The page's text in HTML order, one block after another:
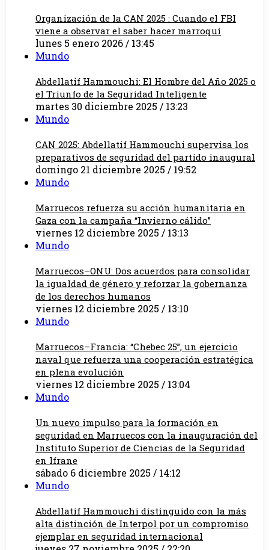
Organización de la CAN 2025 : Cuando el FBI
viene a observar el saber hacer marroquí
lunes 5 enero 2026 / 13:45
Mundo
Abdellatif Hammouchi: El Hombre del Año 2025 o
el Triunfo de la Seguridad Inteligente
martes 30 diciembre 2025 / 13:23
Mundo
CAN 2025: Abdellatif Hammouchi supervisa los
preparativos de seguridad del partido inaugural
domingo 21 diciembre 2025 / 19:52
Mundo
Marruecos refuerza su acción humanitaria en
Gaza con la campaña “Invierno cálido”
viernes 12 diciembre 2025 / 13:13
Mundo
Marruecos–ONU: Dos acuerdos para consolidar
la igualdad de género y reforzar la gobernanza
de los derechos humanos
viernes 12 diciembre 2025 / 13:10
Mundo
Marruecos–Francia: “Chebec 25”, un ejercicio
naval que refuerza una cooperación estratégica
en plena evolución
viernes 12 diciembre 2025 / 13:04
Mundo
Un nuevo impulso para la formación en
seguridad en Marruecos con la inauguración del
Instituto Superior de Ciencias de la Seguridad
en Ifrane
sábado 6 diciembre 2025 / 14:12
Mundo
Abdellatif Hammouchi distinguido con la más
alta distinción de Interpol por un compromiso
ejemplar en seguridad internacional